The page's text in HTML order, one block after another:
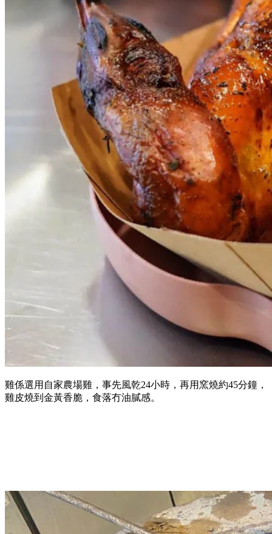
雞係選用自家農場雞，事先風乾24小時，再用窯燒約45分鐘，
雞皮燒到金黃香脆，食落冇油膩感。